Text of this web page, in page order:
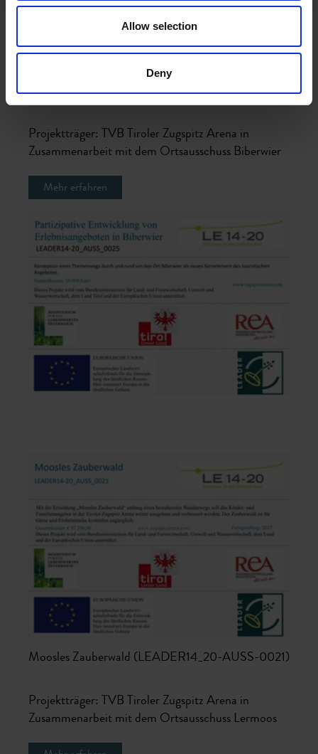
Allow selection
Deny
Partizipative Entwicklung von Erlebnisangeboten in
Biberwier (LEADER14_20-AUSS_0025 )
Projektträger: TVB Tiroler Zugspitz Arena in
Zusammenarbeit mit dem Ortsausschuss Biberwier
Mehr erfahren
Moosles Zauberwald (LEADER14_20-AUSS-0021)
Projektträger: TVB Tiroler Zugspitz Arena in
Zusammenarbeit mit dem Ortsausschuss Lermoos